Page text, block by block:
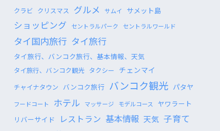
クラビ クリスマス グルメ サムイ サメット島
ショッピング セントラルパーク セントラルワールド
タイ国内旅行 タイ旅行
タイ旅行、バンコク旅行、基本情報、天気
タイ旅行、バンコク観光 タクシー チェンマイ
チャイナタウン バンコク旅行 バンコク観光 パタヤ
フードコート ホテル マッサージ モデルコース
ヤワラート
リバーサイド
レストラン 基本情報 天気 子育て